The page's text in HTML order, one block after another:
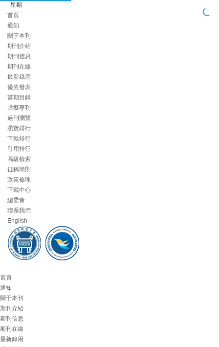
星期
首頁
通知
關于本刊
期刊介紹
期刊信息
期刊在線
最新錄用
優先發表
當期目錄
虛擬專刊
過刊瀏覽
瀏覽排行
下載排行
引用排行
高級檢索
征稿簡則
政策倫理
下載中心
編委會
聯系我們
English
首頁
通知
關于本刊
期刊介紹
期刊信息
期刊在線
最新錄用